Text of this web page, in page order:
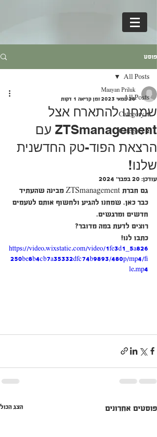
פוסט
All Posts
Category 1
Category 2
All Posts
שמחנו להתארח אצל
ZTSmanagement עם
הרצאת הפוד-טק החדשנית
שלנו!
Maayan Priluk
28 במאי 2023
זמן קריאה 1 דקות
עודכן: 20 בפבר׳ 2024
גם חברת ZTSmanagement מבינה שהעתיד
כבר כאן. שמחנו להגיע ולחשוף אותם לטעמים
חדשים ומרגשים.
רוצים לדעת במה מדובר?
כתבו לנו!
https://video.wixstatic.com/video/1fe3d1_5a826
250be8b4cb7a35332dfc74b9893/480p/mp4/fi
le.mp4
פוסטים אחרונים הצג הכול